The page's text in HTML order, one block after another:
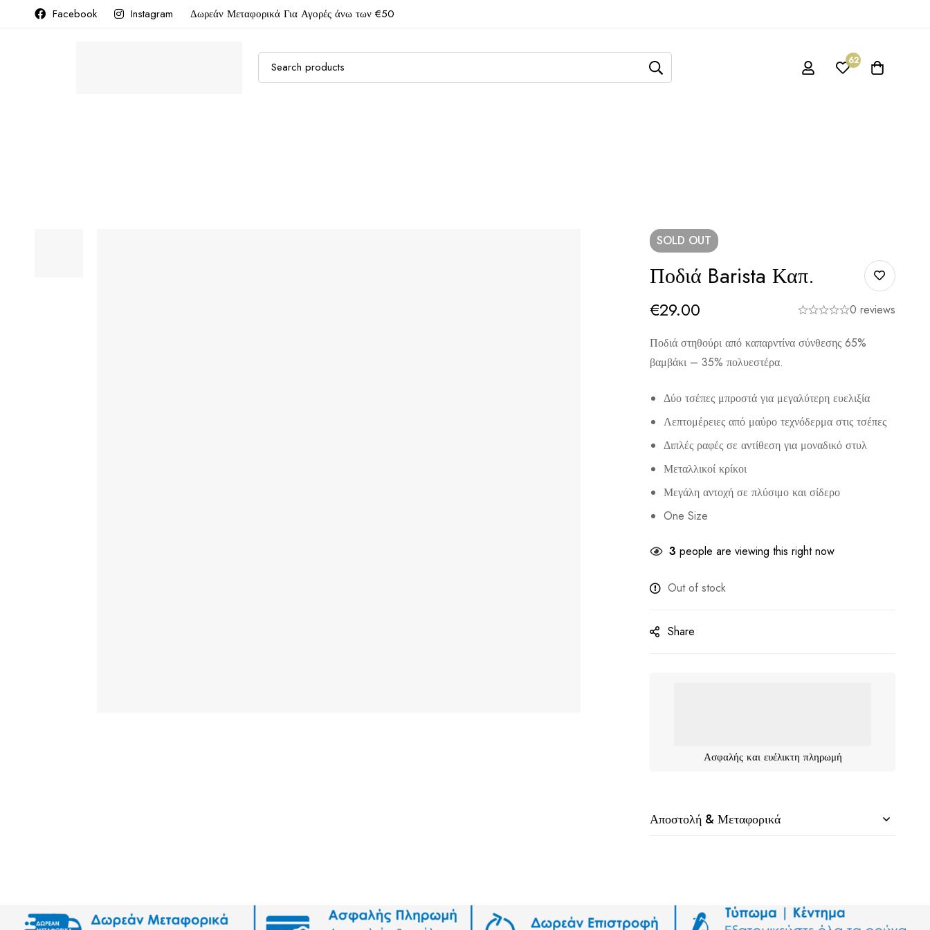
Facebook Instagram Δωρεάν Μεταφορικά Για Αγορές άνω των €50
62
SOLD OUT
Ποδιά Barista Καπ.
€29.00 0 reviews
Ποδιά στηθούρι από καπαρντίνα σύνθεσης 65%
βαμβάκι – 35% πολυεστέρα.
Δύο τσέπες μπροστά για μεγαλύτερη ευελιξία
Λεπτομέρειες από μαύρο τεχνόδερμα στις τσέπες
Διπλές ραφές σε αντίθεση για μοναδικό στυλ
Μεταλλικοί κρίκοι
Μεγάλη αντοχή σε πλύσιμο και σίδερο
One Size
3 people are viewing this right now
Out of stock
Share
Ασφαλής και ευέλικτη πληρωμή
Αποστολή & Μεταφορικά